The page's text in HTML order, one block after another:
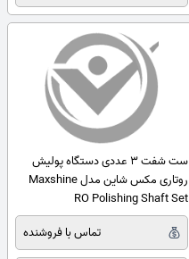
ست شفت 3 عددی دستگاه پولیش
روتاری مکس شاین مدل Maxshine
RO Polishing Shaft Set
تماس با فروشنده